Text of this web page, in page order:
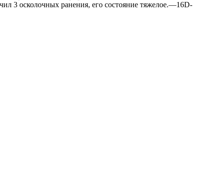
3 осколочных ранения, его состояние тяжелое.—16D-